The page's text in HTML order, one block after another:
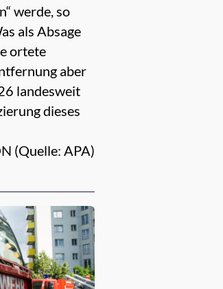
werde, so
als Absage
ortete
aber
landesweit
dieses
(Quelle: APA)